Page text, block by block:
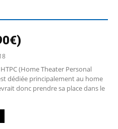
(Home Theater Personal
dédiée principalement au home
donc prendre sa place dans le